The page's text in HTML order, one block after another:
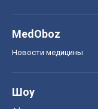
MedOboz
Новости медицины
Шоу